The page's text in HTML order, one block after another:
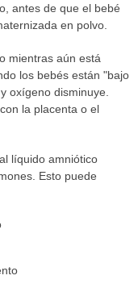
antes de que el bebé
en polvo.
mientras aún está
los bebés están "bajo
oxígeno disminuye.
la placenta o el
líquido amniótico
Esto puede